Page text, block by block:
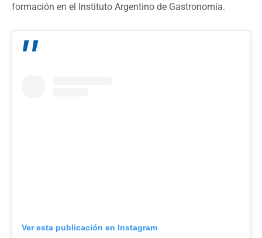
formación en el Instituto Argentino de Gastronomía.
Ver esta publicación en Instagram